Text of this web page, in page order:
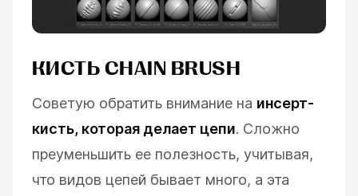
КИСТЬ CHAIN BRUSH
Советую обратить внимание на инсерт-
кисть, которая делает цепи. Сложно
преуменьшить ее полезность, учитывая,
что видов цепей бывает много, а эта